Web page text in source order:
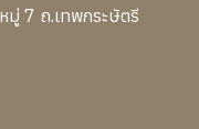
มู่ 7 ถ.เทพกระษัตรี